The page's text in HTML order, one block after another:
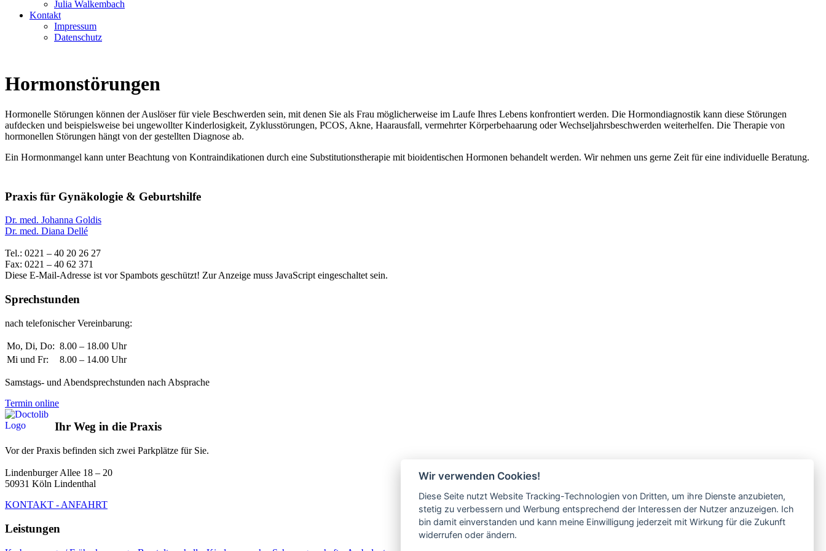
Julia Walkembach
Kontakt
Impressum
Datenschutz
Hormonstörungen
Hormonelle Störungen können der Auslöser für viele Beschwerden sein, mit denen Sie als Frau möglicherweise im Laufe Ihres Lebens konfrontiert werden. Die Hormondiagnostik kann diese Störungen
aufdecken und beispielsweise bei ungewollter Kinderlosigkeit, Zyklusstörungen, PCOS, Akne, Haarausfall, vermehrter Körperbehaarung oder Wechseljahrsbeschwerden weiterhelfen. Die Therapie von
hormonellen Störungen hängt von der gestellten Diagnose ab.
Ein Hormonmangel kann unter Beachtung von Kontraindikationen durch eine Substitutionstherapie mit bioidentischen Hormonen behandelt werden. Wir nehmen uns gerne Zeit für eine individuelle Beratung.
Praxis für Gynäkologie & Geburtshilfe
Dr. med. Johanna Goldis
Dr. med. Diana Dellé
Tel.: 0221 – 40 20 26 27
Fax: 0221 – 40 62 371
Diese E-Mail-Adresse ist vor Spambots geschützt! Zur Anzeige muss JavaScript eingeschaltet sein.
Sprechstunden
nach telefonischer Vereinbarung:
Mo, Di, Do: 8.00 – 18.00 Uhr
Mi und Fr:
8.00 – 14.00 Uhr
Samstags- und Abendsprechstunden nach Absprache
Termin online
Ihr Weg in die Praxis
Vor der Praxis befinden sich zwei Parkplätze für Sie.
Lindenburger Allee 18 – 20
50931 Köln Lindenthal
KONTAKT - ANFAHRT
Leistungen
Wir verwenden Cookies!
Diese Seite nutzt Website Tracking-Technologien von Dritten, um ihre Dienste anzubieten,
stetig zu verbessern und Werbung entsprechend der Interessen der Nutzer anzuzeigen. Ich
bin damit einverstanden und kann meine Einwilligung jederzeit mit Wirkung für die Zukunft
widerrufen oder ändern.